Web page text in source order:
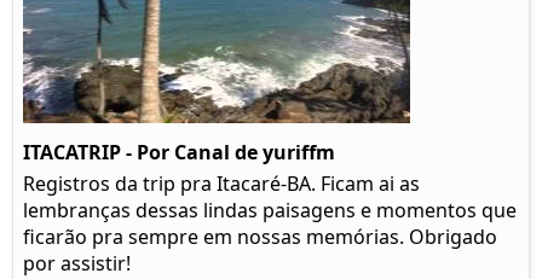
ITACATRIP - Por Canal de yuriffm
Registros da trip pra Itacaré-BA. Ficam ai as
lembranças dessas lindas paisagens e momentos que
ficarão pra sempre em nossas memórias. Obrigado
por assistir!